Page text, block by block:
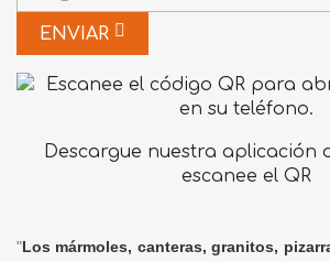
ENVIAR
Descargue nuestra aplicación
escanee el QR
"Los mármoles, canteras, granitos,